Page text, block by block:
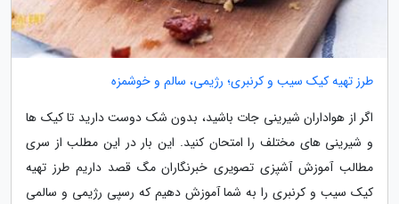
طرز تهیه کیک سیب و کرنبری؛ رژیمی، سالم و خوشمزه
اگر از هواداران شیرینی جات باشید، بدون شک دوست دارید تا کیک ها
و شیرینی های مختلف را امتحان کنید. این بار در این مطلب از سری
مطالب آموزش آشپزی تصویری خبرنگاران مگ قصد داریم طرز تهیه
کیک سیب و کرنبری را به شما آموزش دهیم که رسپی رژیمی و سالمی